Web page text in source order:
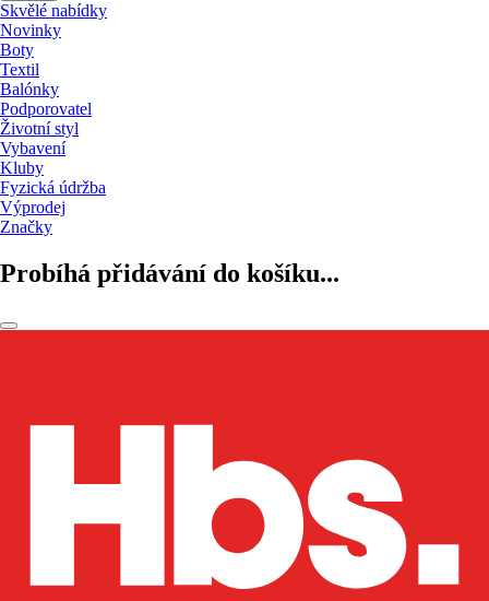
Skvělé nabídky
Novinky
Boty
Textil
Balónky
Podporovatel
Životní styl
Vybavení
Kluby
Fyzická údržba
Výprodej
Značky
Probíhá přidávání do košíku...